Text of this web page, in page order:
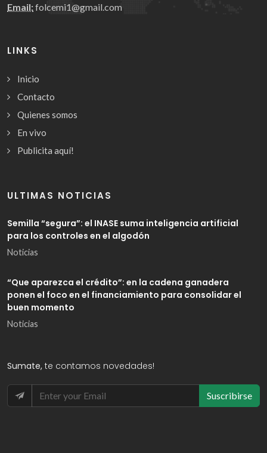
Email:folcemi1@gmail.com
LINKS
Inicio
Contacto
Quienes somos
En vivo
Publicita aquí!
ULTIMAS NOTICIAS
Semilla “segura”: el INASE suma inteligencia artificial
para los controles en el algodón
Noticias
“Que aparezca el crédito”: en la cadena ganadera
ponen el foco en el financiamiento para consolidar el
buen momento
Noticias
Sumate, te contamos novedades!
Suscribirse